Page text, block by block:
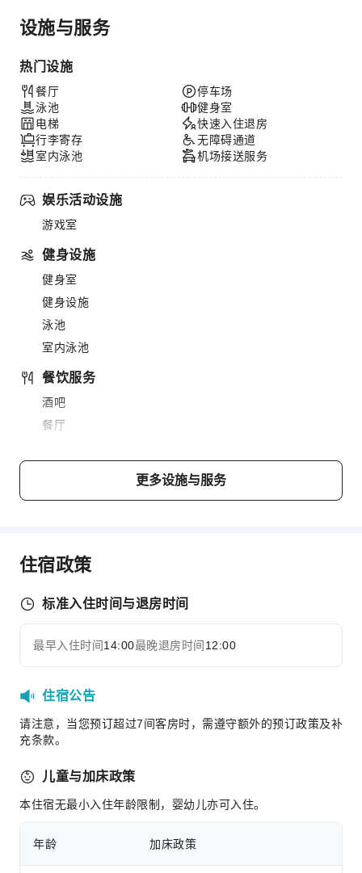
设施与服务
热门设施
餐厅
泳池
电梯
行李寄存
室内泳池
停车场
健身室
快速入住退房
无障碍通道
机场接送服务
娱乐活动设施
游戏室
健身设施
健身室
健身设施
泳池
室内泳池
餐饮服务
酒吧
餐厅
商务服务
儿童设施
儿童乐园
交通服务
清洁服务
干洗服务
洗衣服务
公共区域设施
公用区wifi
展开全部
更多设施与服务
住宿政策
标准入住时间与退房时间
最早入住时间14:00最晚退房时间 12:00
住宿公告
请注意，当您预订超过7间客房时，需遵守额外的预订政策及补
充条款。
儿童与加床政策
本住宿无最小入住年龄限制，婴幼儿亦可入住。
年龄 加床政策